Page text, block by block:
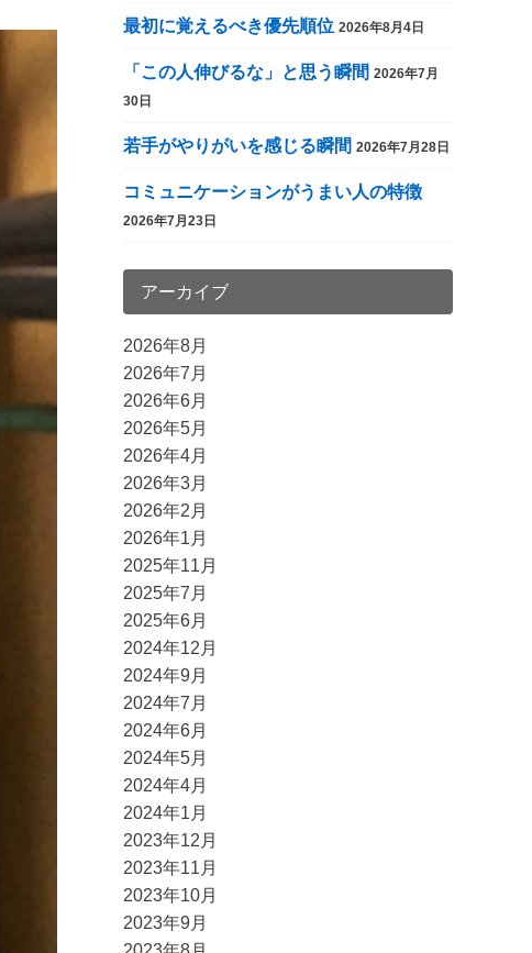
最初に覚えるべき優先順位 2026年8月4日
「この人伸びるな」と思う瞬間 2026年7月
30日
若手がやりがいを感じる瞬間 2026年7月28日
コミュニケーションがうまい人の特徴
2026年7月23日
アーカイブ
2026年8月
2026年7月
2026年6月
2026年5月
2026年4月
2026年3月
2026年2月
2026年1月
2025年11月
2025年7月
2025年6月
2024年12月
2024年9月
2024年7月
2024年6月
2024年5月
2024年4月
2024年1月
2023年12月
2023年11月
2023年10月
2023年9月